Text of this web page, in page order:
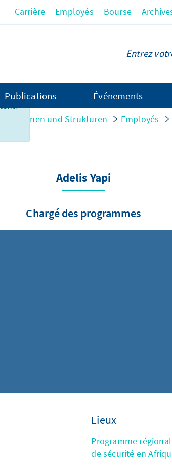
Carrière Employés Bourse
Publications Événements
Personen und Strukturen Employés
Adelis Yapi
Chargé des programmes
Lieux
Programme
de sécurité en